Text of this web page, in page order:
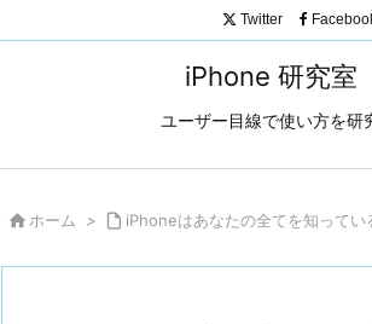
iPhone 研究室
ユーザー目線で使い方を研
Twitter
 ホーム >  iPhoneはあなたの全てを知ってい